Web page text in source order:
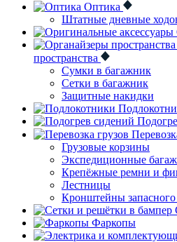
Оптика
Штатные дневные
пространства
Сумки в багажник
Сетки в багажник
Защитные накидки
Грузовые корзины
Экспедиционные
Крепёжные ремни и
Лестницы
Кронштейны запасного
Фаркопы